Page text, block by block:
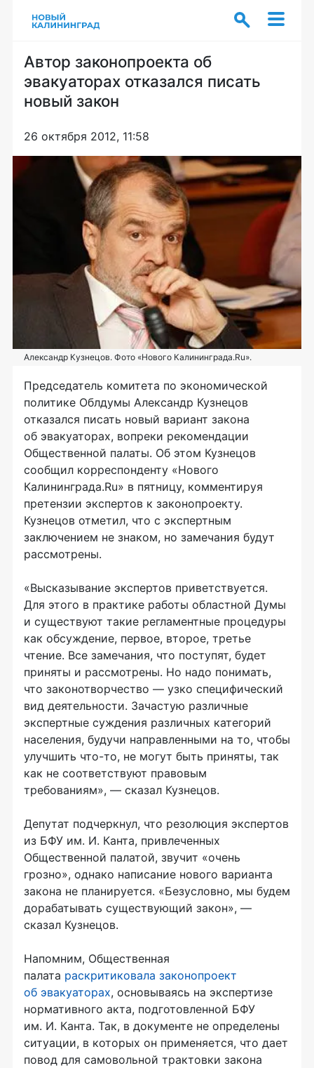
Автор законопроекта об
эвакуаторах отказался писать
новый закон
26 октября 2012, 11:58
Александр Кузнецов. Фото «Нового Калининграда.Ru».
Председатель комитета по экономической
политике Облдумы Александр Кузнецов
отказался писать новый вариант закона
об эвакуаторах, вопреки рекомендации
Общественной палаты. Об этом Кузнецов
сообщил корреспонденту «Нового
Калининграда.Ru» в пятницу, комментируя
претензии экспертов к законопроекту.
Кузнецов отметил, что с экспертным
заключением не знаком, но замечания будут
рассмотрены.
«Высказывание экспертов приветствуется.
Для этого в практике работы областной Думы
и существуют такие регламентные процедуры
как обсуждение, первое, второе, третье
чтение. Все замечания, что поступят, будет
приняты и рассмотрены. Но надо понимать,
что законотворчество — узко специфический
вид деятельности. Зачастую различные
экспертные суждения различных категорий
населения, будучи направленными на то, чтобы
улучшить что-то, не могут быть приняты, так
как не соответствуют правовым
требованиям», — сказал Кузнецов.
Депутат подчеркнул, что резолюция экспертов
из БФУ им. И. Канта, привлеченных
Общественной палатой, звучит «очень
грозно», однако написание нового варианта
закона не планируется. «Безусловно, мы будем
дорабатывать существующий закон», —
сказал Кузнецов.
Напомним, Общественная
палата раскритиковала законопроект
об эвакуаторах, основываясь на экспертизе
нормативного акта, подготовленной БФУ
им. И. Канта. Так, в документе не определены
ситуации, в которых он применяется, что дает
повод для самовольной трактовки закона